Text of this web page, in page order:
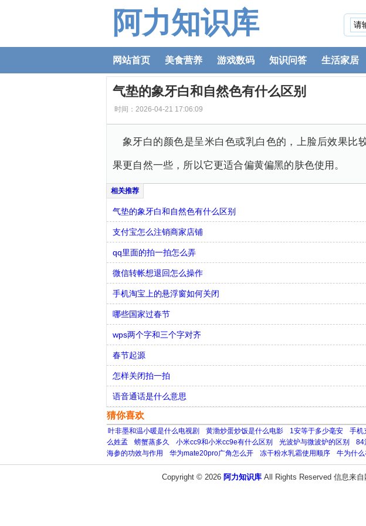
阿力知识库
网站首页 美食营养 游戏数码 知识问答 生活家居
气垫的象牙白和自然色有什么区别
时间：2026-04-21 17:06:09
象牙白的颜色是呈米白色或乳白色的，上脸后效果比
果更自然一些，所以它更适合偏黄偏黑的肤色使用。
气垫的象牙白和自然色有什么区别
支付宝怎么注销商家店铺
qq里面的拍一拍怎么弄
微信转帐想退回怎么操作
手机淘宝上的悬浮窗如何关闭
哪些国家过春节
wps两个字和三个字对齐
春节起源
怎样关闭拍一拍
语音通话是什么意思
猜你喜欢
叶非墨和温小暖是什么电视剧 黄渤炒蛋炒饭是什么电影 1安等于多少毫安 手机
么姓孟
螃蟹蒸多久 小米cc9和小米cc9e有什么区别 光波炉与微波炉的区别 84
海参的功效与作用
华为mate20pro广角怎么开 冻干粉水乳霜使用顺序 牛为什
Copyright © 2026 阿力知识库All Rights Reserved 信息来自